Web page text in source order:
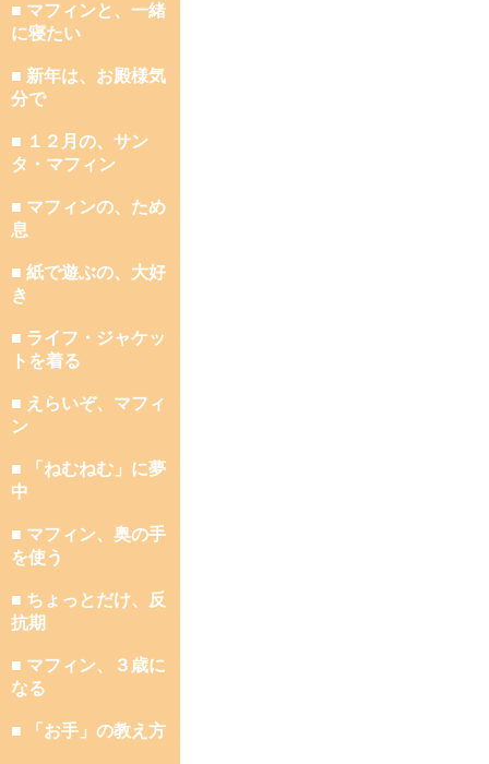
■ マフィンと、一緒
に寝たい
■ 新年は、お殿様気
分で
■ １２月の、サン
タ・マフィン
■ マフィンの、ため
息
■ 紙で遊ぶの、大好
き
■ ライフ・ジャケッ
トを着る
■ えらいぞ、マフィ
ン
■ 「ねむねむ」に夢
中
■ マフィン、奥の手
を使う
■ ちょっとだけ、反
抗期
■ マフィン、３歳に
なる
■ 「お手」の教え方